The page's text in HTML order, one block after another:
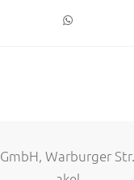
Warburger